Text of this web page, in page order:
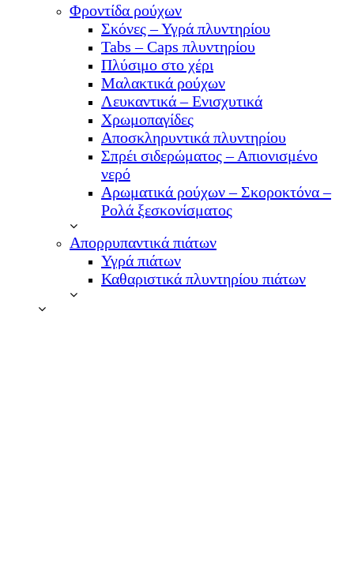
Φροντίδα ρούχων
Σκόνες – Υγρά πλυντηρίου
Tabs – Caps πλυντηρίου
Πλύσιμο στο χέρι
Μαλακτικά ρούχων
Λευκαντικά – Ενισχυτικά
Χρωμοπαγίδες
Αποσκληρυντικά πλυντηρίου
Σπρέι σιδερώματος – Απιονισμένο
νερό
Αρωματικά ρούχων – Σκοροκτόνα –
Ρολά ξεσκονίσματος
Απορρυπαντικά πιάτων
Υγρά πιάτων
Καθαριστικά πλυντηρίου πιάτων